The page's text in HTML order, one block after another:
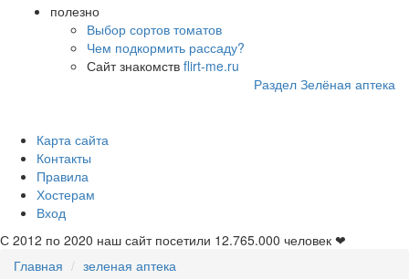
полезно
Выбор сортов томатов
Чем подкормить рассаду?
Сайт знакомств flirt-me.ru
Раздел Зелёная аптека
Карта сайта
Контакты
Правила
Хостерам
Вход
С 2012 по 2020 наш сайт посетили 12.765.000 человек ❤
Главная
зеленая аптека